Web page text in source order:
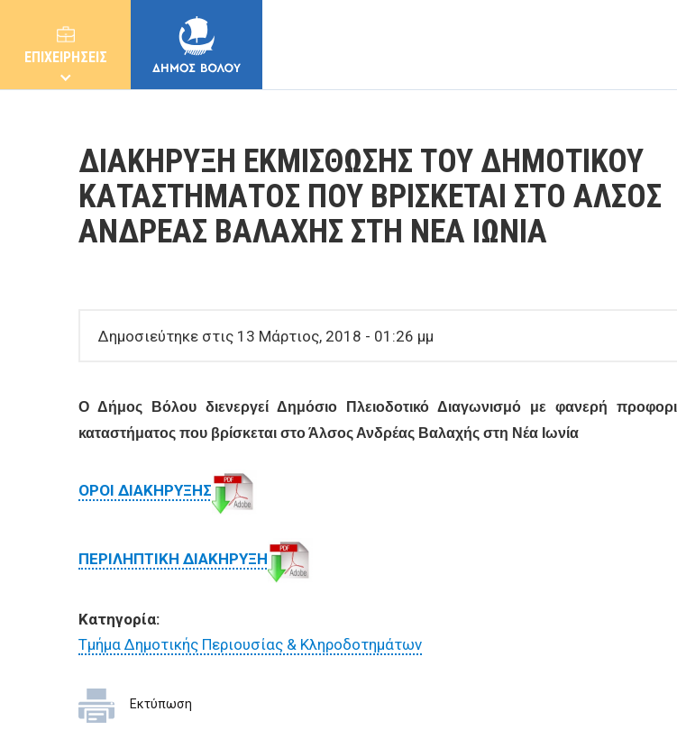
ΕΠΙΧΕΙΡΗΣΕΙΣ
ΕΠΙΧΕΙΡΗΣΕΙΣ
ΔΙΑΚΗΡΥΞΗ ΕΚΜΙΣΘΩΣΗΣ ΤΟΥ ΔΗΜΟΤΙΚΟΥ
ΚΑΤΑΣΤΗΜΑΤΟΣ ΠΟΥ ΒΡΙΣΚΕΤΑΙ ΣΤΟ ΑΛΣΟΣ
ΑΝΔΡΕΑΣ ΒΑΛΑΧΗΣ ΣΤΗ ΝΕΑ ΙΩΝΙΑ
Δημοσιεύτηκε στις 13 Μάρτιος, 2018 - 01:26 μμ
Ο Δήμος Βόλου διενεργεί Δημόσιο Πλειοδοτικό Διαγωνισμό με φανερή
καταστήματος που βρίσκεται στο Άλσος Ανδρέας Βαλαχής στη Νέα Ιωνία
ΟΡΟΙ ΔΙΑΚΗΡΥΞΗΣ
ΠΕΡΙΛΗΠΤΙΚΗ ΔΙΑΚΗΡΥΞΗ
Κατηγορία:
Τμήμα Δημοτικής Περιουσίας & Κληροδοτημάτων
Εκτύπωση